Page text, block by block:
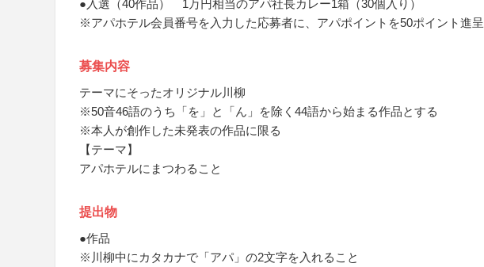
●入選（40作品） 1万円相当のアパ社長カレー1箱（30個入り）
※アパホテル会員番号を入力した応募者に、アパポイントを50ポイント進呈
募集内容
テーマにそったオリジナル川柳
※50音46語のうち「を」と「ん」を除く44語から始まる作品とする
※本人が創作した未発表の作品に限る
【テーマ】
アパホテルにまつわること
提出物
●作品
※川柳中にカタカナで「アパ」の2文字を入れること